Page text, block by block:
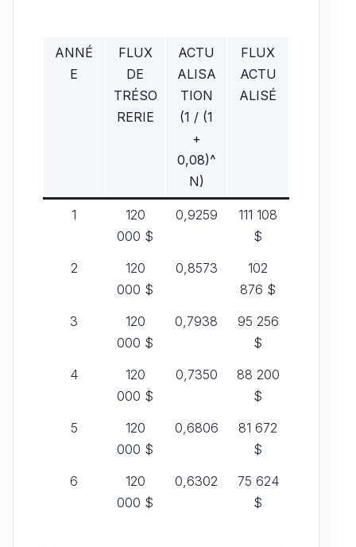
ANNÉ
E
FLUX
DE
TRÉSO
RERIE
ACTU
ALISA
TION
(1 / (1
+
0,08)^
N)
FLUX
ACTU
ALISÉ
1
120
000 $
0,9259
111 108
$
2
120
000 $
0,8573
102
876 $
3
120
000 $
0,7938
95 256
$
4
120
000 $
0,7350
88 200
$
5
120
000 $
0,6806
81 672
$
6
120
000 $
0,6302
75 624
$